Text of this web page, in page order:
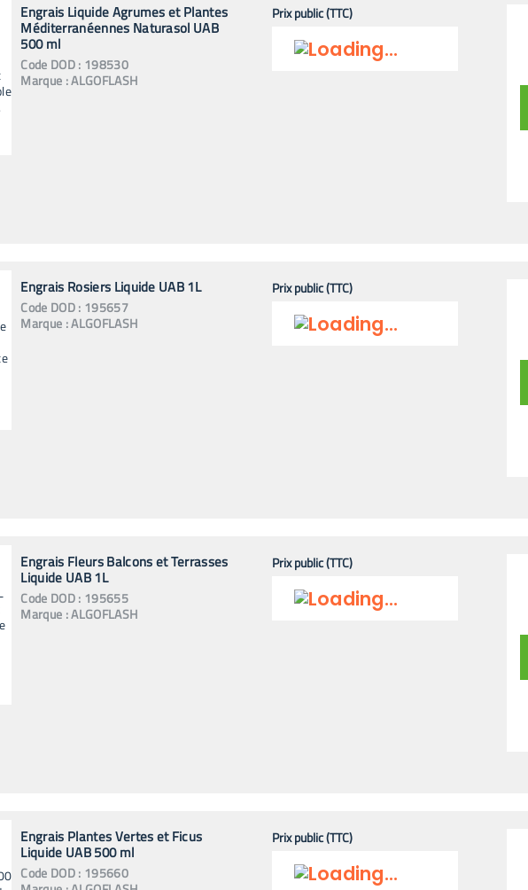
Engrais Liquide Agrumes et Plantes
Méditerranéennes Naturasol UAB
500 ml
Code DOD: 198530
Marque :ALGOFLASH
Prix public (TTC)
Engrais Rosiers Liquide UAB 1L
Code DOD: 195657
Marque :ALGOFLASH
Prix public (TTC)
Engrais Fleurs Balcons et Terrasses
Liquide UAB 1L
Code DOD: 195655
Marque :ALGOFLASH
Prix public (TTC)
Engrais Plantes Vertes et Ficus
Liquide UAB 500 ml
Code DOD: 195660
Prix public (TTC)